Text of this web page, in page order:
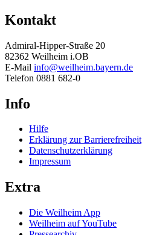
Kontakt
Admiral-Hipper-Straße 20
82362 Weilheim i.OB
E-Mail info@weilheim.bayern.de
Telefon 0881 682-0
Info
Hilfe
Erklärung zur Barrierefreiheit
Datenschutzerklärung
Impressum
Extra
Die Weilheim App
Weilheim auf YouTube